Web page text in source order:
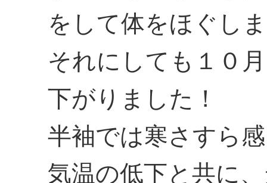
をして体をほぐし
それにしても１０
下がりました！
半袖では寒さすら
気温の低下と共に